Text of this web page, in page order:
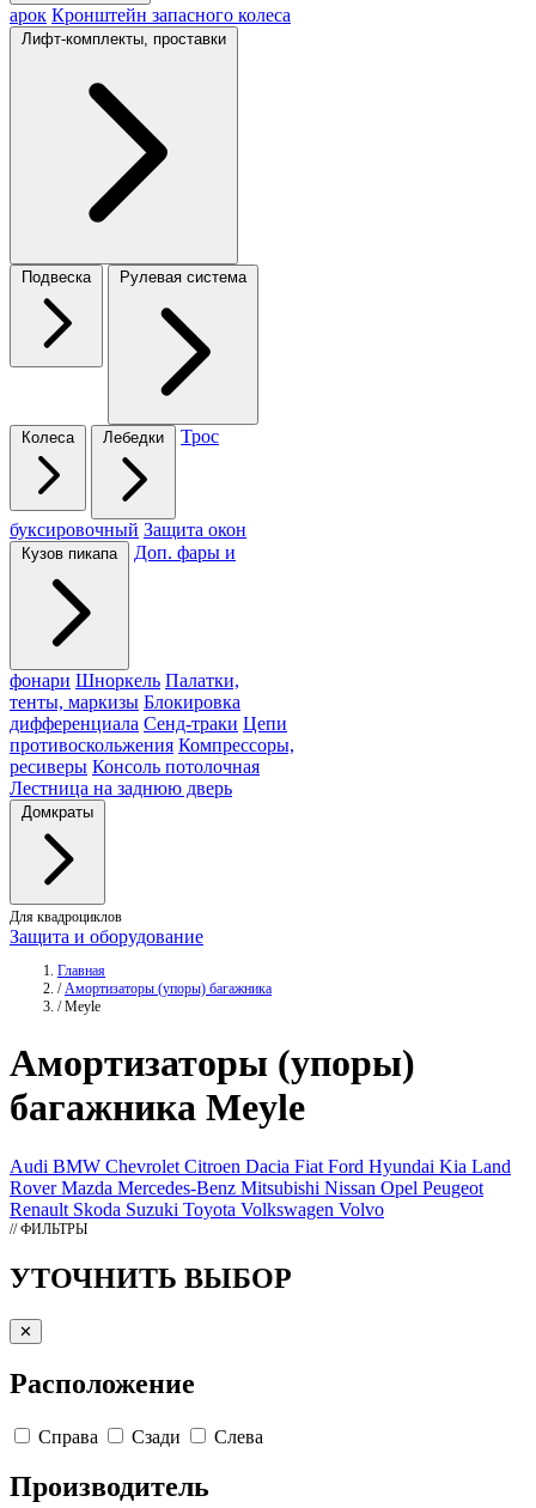
арок Кронштейн запасного колеса
Лифт-комплекты, проставки
Подвеска Рулевая система
Колеса Лебедки Трос
буксировочный Защита окон
Кузов пикапа Доп. фары и
фонари Шноркель Палатки,
тенты, маркизы Блокировка
дифференциала Сенд-траки Цепи
противоскольжения Компрессоры,
ресиверы Консоль потолочная
Лестница на заднюю дверь
Домкраты
Для квадроциклов
Защита и оборудование
Главная
/ Амортизаторы (упоры) багажника
/ Meyle
Амортизаторы (упоры)
багажника Meyle
Audi BMW Chevrolet Citroen Dacia Fiat Ford Hyundai Kia Land
RoverMazda Mercedes-Benz Mitsubishi Nissan Opel Peugeot
Renault Skoda Suzuki Toyota Volkswagen Volvo
// ФИЛЬТРЫ
УТОЧНИТЬ ВЫБОР
✕
Расположение
Справа Сзади Слева
Производитель